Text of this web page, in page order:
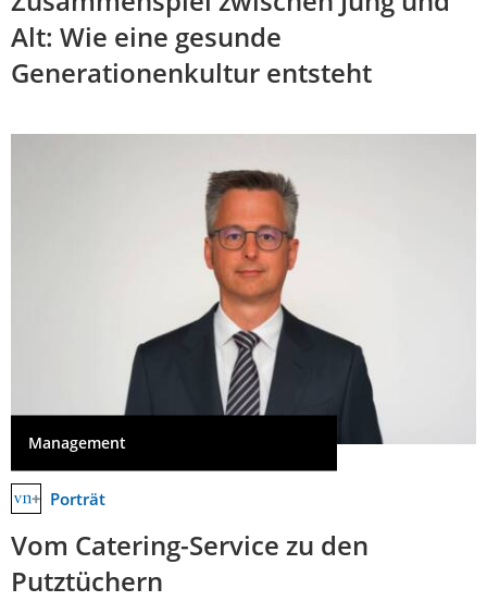
Alt: Wie eine gesunde
Generationenkultur entsteht
Management
Porträt
Vom Catering-Service zu den
Putztüchern